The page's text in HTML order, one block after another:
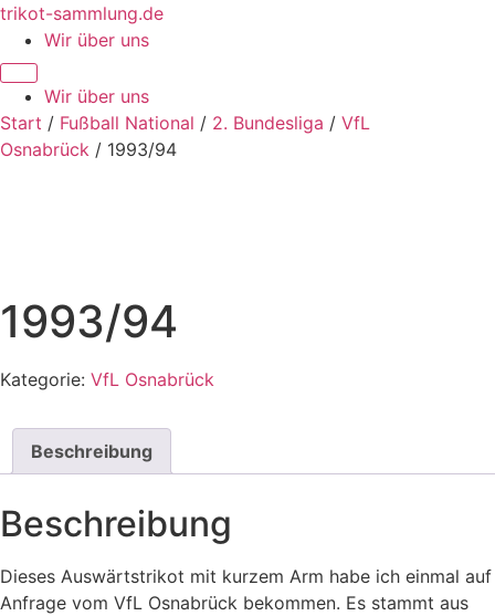
Zum
Inhalt
springen
trikot-sammlung.de
Wir über uns
Wir über uns
Start / Fußball National / 2. Bundesliga / VfL
Osnabrück / 1993/94
1993/94
Kategorie: VfL Osnabrück
Beschreibung
Beschreibung
Dieses Auswärtstrikot mit kurzem Arm habe ich einmal auf
Anfrage vom VfL Osnabrück bekommen. Es stammt aus